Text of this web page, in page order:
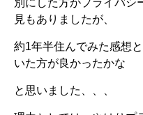
別にした方がプライバシ
見もありましたが、
約1年半住んでみた感想
いた方が良かったかな
と思いました、、、